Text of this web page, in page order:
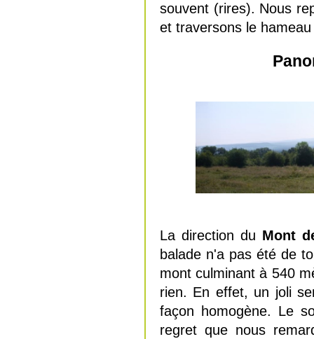
souvent (rires). Nous
et traversons le
La direction du Mont
balade n'a pas été de
mont culminant à 540
rien. En effet, un joli
façon homogène. Le
regret que nous